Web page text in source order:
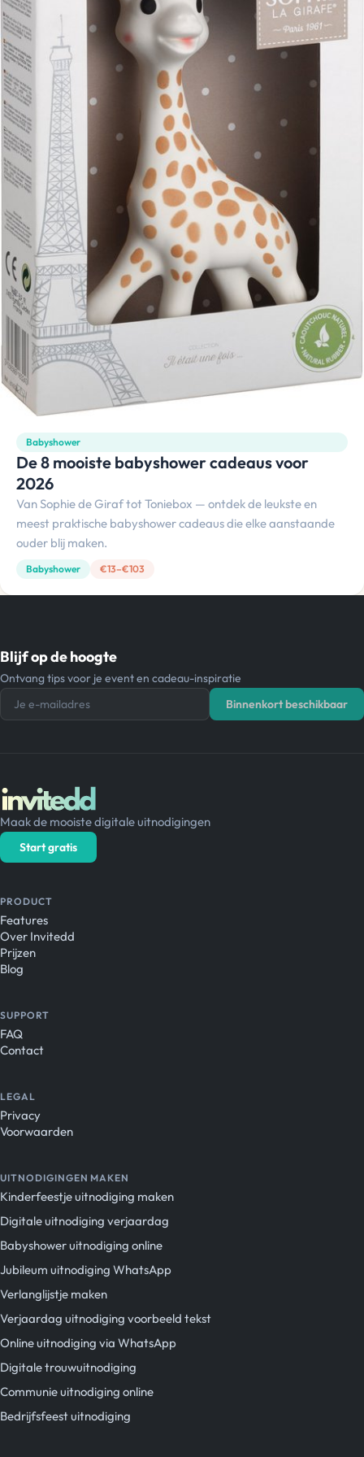
Babyshower
De 8 mooiste babyshower cadeaus voor
2026
Van Sophie de Giraf tot Toniebox — ontdek de leukste en
meest praktische babyshower cadeaus die elke aanstaande
ouder blij maken.
Babyshower €13–€103
Blijf op de hoogte
Ontvang tips voor je event en cadeau-inspiratie
Je e-mailadres
Binnenkort beschikbaar
Maak de mooiste digitale uitnodigingen
Start gratis
PRODUCT
Features
Over Invitedd
Prijzen
Blog
SUPPORT
FAQ
Contact
LEGAL
Privacy
Voorwaarden
UITNODIGINGEN MAKEN
Kinderfeestje uitnodiging maken
Digitale uitnodiging verjaardag
Babyshower uitnodiging online
Jubileum uitnodiging WhatsApp
Verlanglijstje maken
Verjaardag uitnodiging voorbeeld tekst
Online uitnodiging via WhatsApp
Digitale trouwuitnodiging
Communie uitnodiging online
Bedrijfsfeest uitnodiging